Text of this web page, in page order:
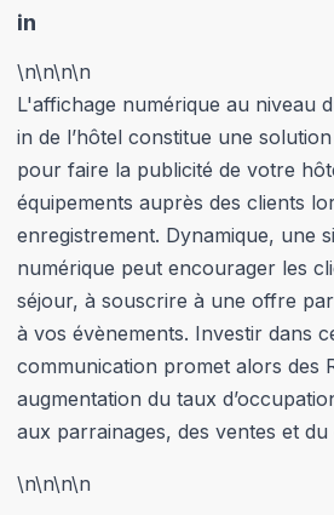
in
\n\n\n\n
L'affichage numérique au niveau
in de l’hôtel constitue une
pour faire la publicité de votre
équipements auprès des clients
enregistrement. Dynamique, une
numérique peut encourager les
séjour, à souscrire à une offre
à vos évènements. Investir dans
communication promet alors des
augmentation du taux
aux parrainages, des ventes et du
\n\n\n\n